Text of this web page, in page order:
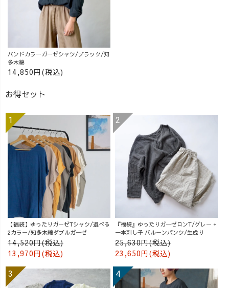
バンドカラーガーゼシャツ/ブラック/知
多木綿
14,850円(税込)
お得セット
【福袋】ゆったりガーゼTシャツ/選べる
2カラー/知多木綿ダブルガーゼ
14,520円(税込)
13,970円(税込)
『福袋』ゆったりガーゼロンT/グレー +
一本刺し子 バルーンパンツ/生成り
25,630円(税込)
23,650円(税込)